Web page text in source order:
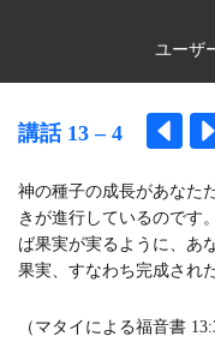
ユーザ
講話 13 – 4
神の種子の成長があなた
きが進行しているのです
ば果実が実るように、あ
果実、すなわち完成され
（マタイによる福音書